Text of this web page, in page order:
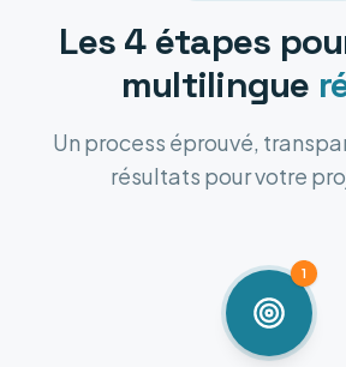
Les 4 étapes
multilingue
Un process éprouvé,
résultats pour votre
1